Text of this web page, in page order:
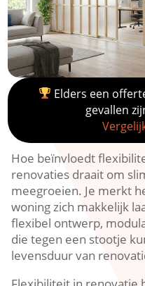
Elders een
gevallen
Hoe beïnvloedt
renovaties draait om
meegroeien.​ Je merkt
woning zich makkelijk
flexibel ontwerp,
die tegen een stootje
levensduur van